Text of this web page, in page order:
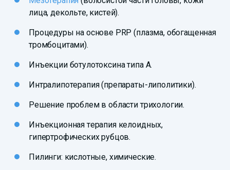
лица, декольте, кистей).
Процедуры на основе PRP (плазма, обогащенная
тромбоцитами).
Инъекции ботулотоксина типа А.
Интралипотерапия (препараты-липолитики).
Решение проблем в области трихологии.
Инъекционная терапия келоидных,
гипертрофических рубцов.
Пилинги: кислотные, химические.